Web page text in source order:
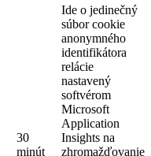
30
minút
Ide o jedinečný
súbor cookie
anonymného
identifikátora
relácie
nastavený
softvérom
Microsoft
Application
Insights na
zhromažďovanie